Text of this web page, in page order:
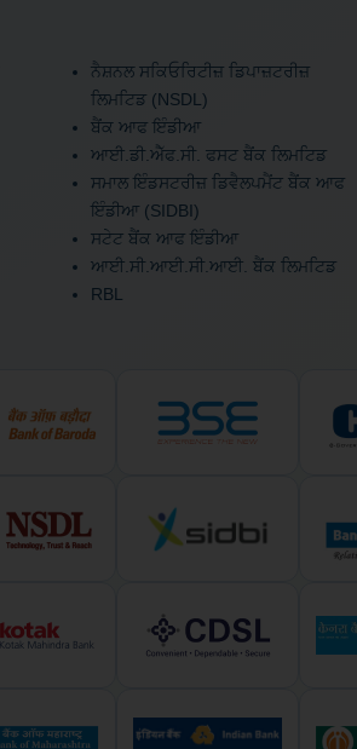
ਨੈਸ਼ਨਲ ਸਕਿਓਰਿਟੀਜ਼ ਡਿਪਾਜ਼ਟਰੀਜ਼
ਲਿਮਟਿਡ (NSDL)
ਬੈਂਕ ਆਫ ਇੰਡੀਆ
ਆਈ.ਡੀ.ਐੱਫ.ਸੀ. ਫਸਟ ਬੈਂਕ ਲਿਮਟਿਡ
ਸਮਾਲ ਇੰਡਸਟਰੀਜ਼ ਡਿਵੈਲਪਮੈਂਟ ਬੈਂਕ ਆਫ
ਇੰਡੀਆ (SIDBI)
ਸਟੇਟ ਬੈਂਕ ਆਫ ਇੰਡੀਆ
ਆਈ.ਸੀ.ਆਈ.ਸੀ.ਆਈ. ਬੈਂਕ ਲਿਮਟਿਡ
RBL